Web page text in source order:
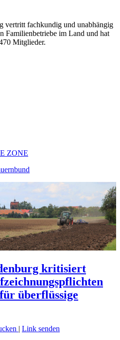
vertritt fachkundig und unabhängig
Familienbetriebe im Land und hat
Mitglieder.
ZONE
kritisiert
überflüssige
| Link senden